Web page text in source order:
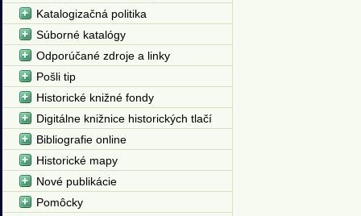
Katalogizačná politika
Súborné katalógy
Odporúčané zdroje a linky
Pošli tip
Historické knižné fondy
Digitálne knižnice historických tlačí
Bibliografie online
Historické mapy
Nové publikácie
Pomôcky